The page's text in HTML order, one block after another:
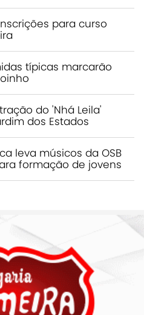
para curso
típicas marcarão
do 'Nhá Leila'
dos Estados
leva músicos da OSB
formação de jovens